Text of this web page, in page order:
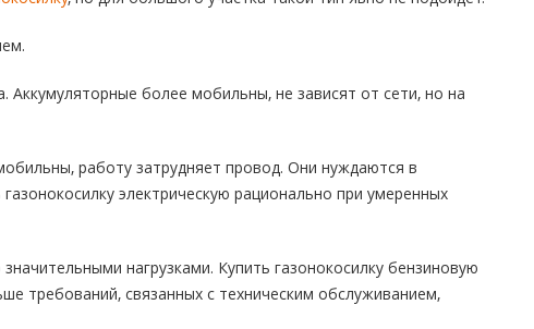
Аккумуляторные более мобильны, не зависят от сети, но на
работу затрудняет провод. Они нуждаются в
электрическую рационально при умеренных
нагрузками. Купить газонокосилку бензиновую
требований, связанных с техническим обслуживанием,